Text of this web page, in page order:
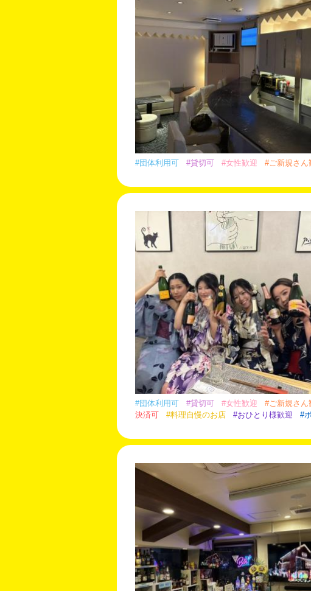
#団体利用可 #貸切可 #女性歓迎 #ご新規さん
#団体利用可 #貸切可 #女性歓迎 #ご新規さん
決済可
#料理自慢のお店 #おひとり様歓迎 #